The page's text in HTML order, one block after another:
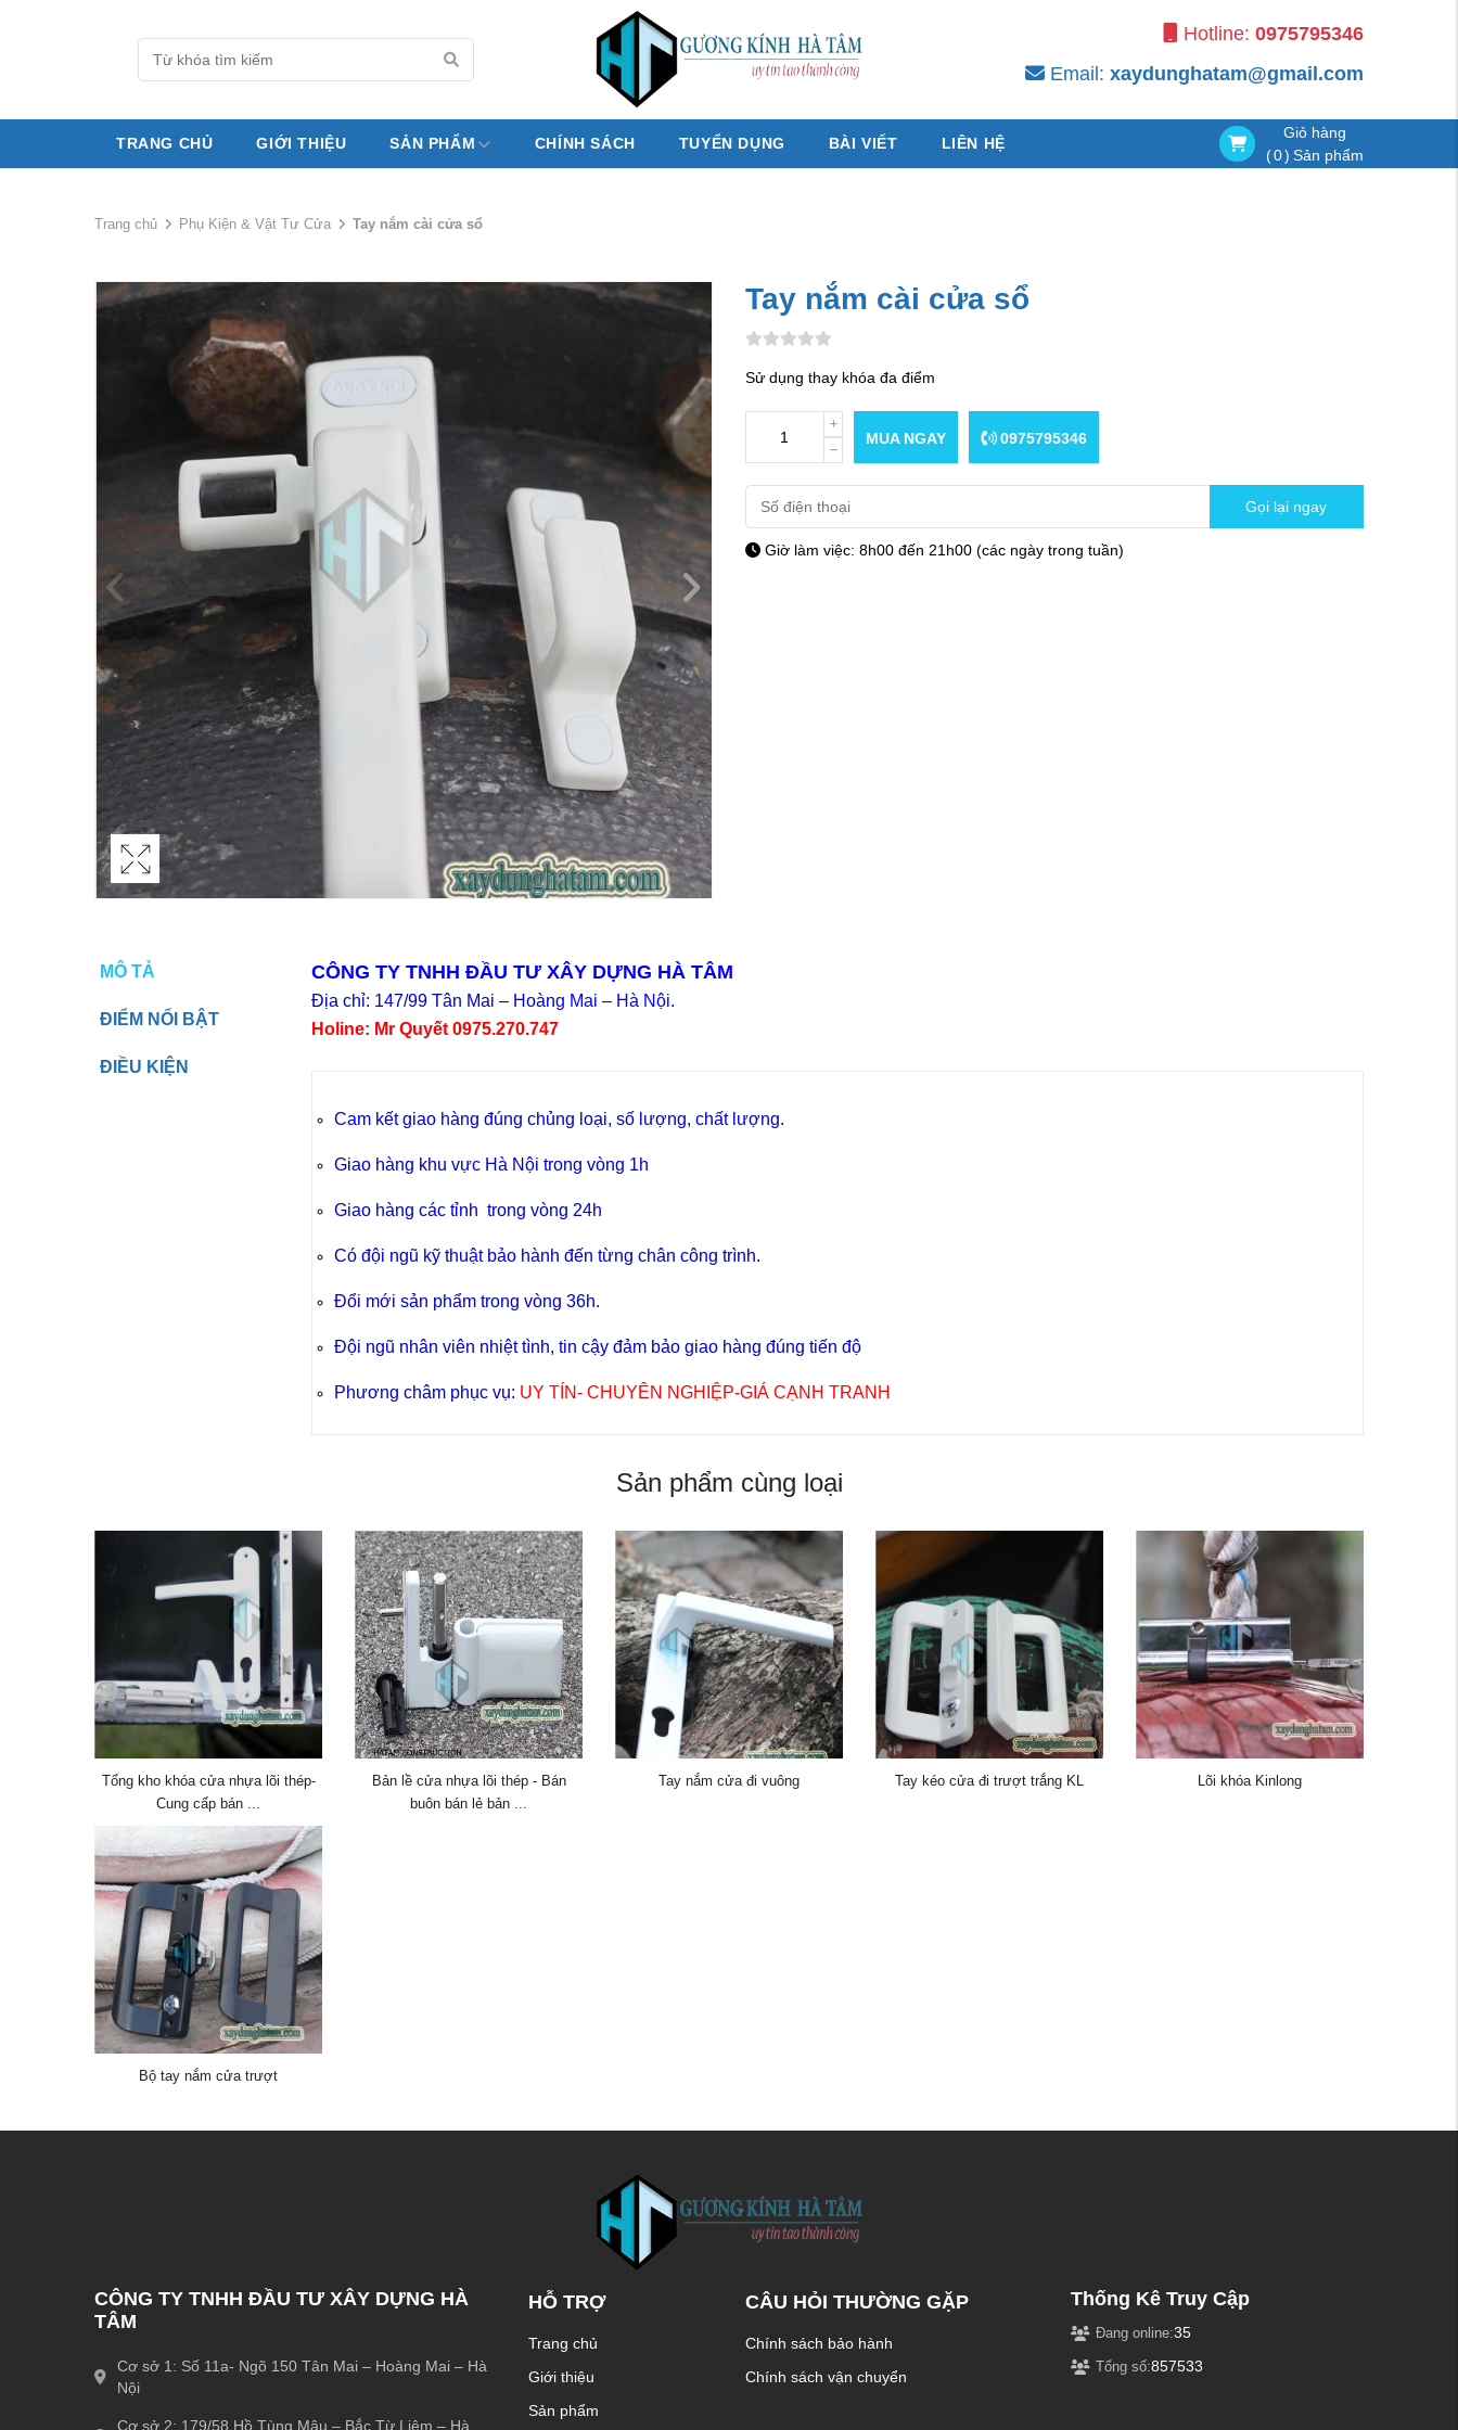
Hotline: 0975795346
Email: xaydunghatam@gmail.com
TRANG CHỦ GIỚI THIỆU SẢN PHẨM CHÍNH SÁCH TUYỂN DỤNG BÀI VIẾT LIÊN HỆ
Giỏ hàng
(0) Sản phẩm
Trang chủ Phụ Kiện & Vật Tư Cửa Tay nắm cài cửa sổ
Tay nắm cài cửa sổ
Sử dụng thay khóa đa điểm
MUA NGAY 0975795346
Gọi lại ngay
Giờ làm việc: 8h00 đến 21h00 (các ngày trong tuần)
MÔ TẢ
ĐIỂM NỔI BẬT
ĐIỀU KIỆN
CÔNG TY TNHH ĐẦU TƯ XÂY DỰNG HÀ TÂM
Địa chỉ: 147/99 Tân Mai – Hoàng Mai – Hà Nội.
Holine: Mr Quyết 0975.270.747
Cam kết giao hàng đúng chủng loại, số lượng, chất lượng.
Giao hàng khu vực Hà Nội trong vòng 1h
Giao hàng các tỉnh trong vòng 24h
Có đội ngũ kỹ thuật bảo hành đến từng chân công trình.
Đổi mới sản phẩm trong vòng 36h.
Đội ngũ nhân viên nhiệt tình, tin cậy đảm bảo giao hàng đúng tiến độ
Phương châm phục vụ: UY TÍN- CHUYÊN NGHIỆP-GIÁ CẠNH TRANH
Sản phẩm cùng loại
Tổng kho khóa cửa nhựa lõi thép-
Cung cấp bán ...
Bản lề cửa nhựa lõi thép - Bán
buôn bán lẻ bản ...
Tay nắm cửa đi vuông Tay kéo cửa đi trượt trắng KL Lõi khóa Kinlong
Bộ tay nắm cửa trượt
CÔNG TY TNHH ĐẦU TƯ XÂY DỰNG HÀ
TÂM
Cơ sở 1: Số 11a- Ngõ 150 Tân Mai – Hoàng Mai – Hà
Nội
Cơ sở 2: 179/58 Hồ Tùng Mậu – Bắc Từ Liêm – Hà
HỖ TRỢ
Trang chủ
Giới thiệu
Sản phẩm
CÂU HỎI THƯỜNG GẶP
Chính sách bảo hành
Chính sách vận chuyển
Thống Kê Truy Cập
Đang online:35
Tổng số:857533